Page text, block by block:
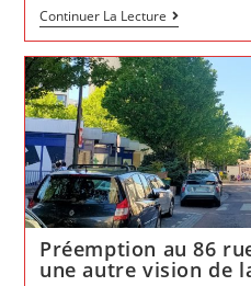
Continuer La Lecture Pauline
Le
Fur
et
le
collectif
Mieux
Vivre
Fontenay
vous
invitent
à
sa
réunion
de
rentrée :
« Et
vous,
Préemption au 86
une autre vision de